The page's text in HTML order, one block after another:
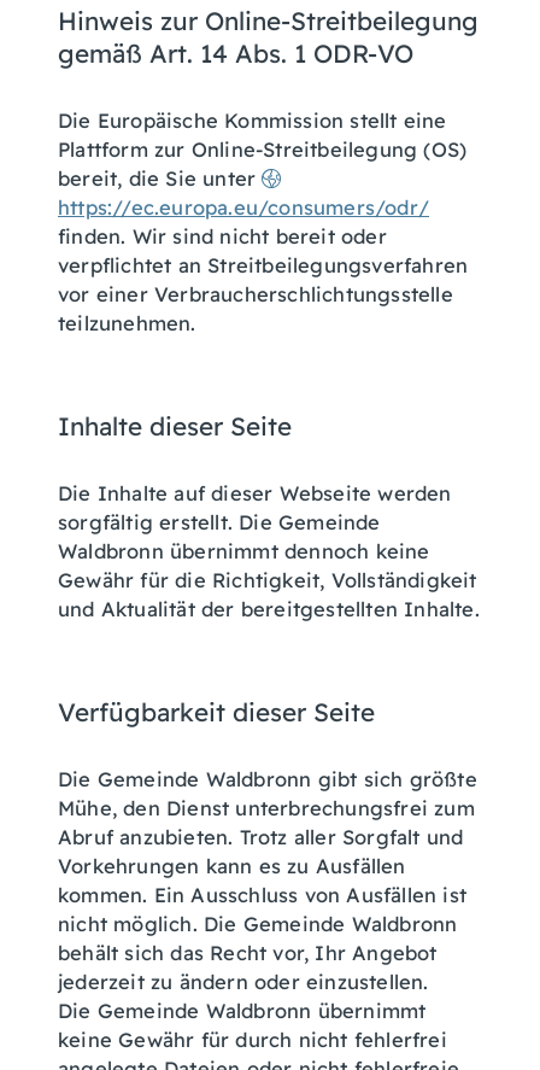
Hinweis zur Online-Streitbeilegung
gemäß Art. 14 Abs. 1 ODR-VO
Die Europäische Kommission stellt eine
Plattform zur Online-Streitbeilegung (OS)
bereit, die Sie unter
https://ec.europa.eu/consumers/odr/
finden. Wir sind nicht bereit oder
verpflichtet an Streitbeilegungsverfahren
vor einer Verbraucherschlichtungsstelle
teilzunehmen.
Inhalte dieser Seite
Die Inhalte auf dieser Webseite werden
sorgfältig erstellt. Die Gemeinde
Waldbronn übernimmt dennoch keine
Gewähr für die Richtigkeit, Vollständigkeit
und Aktualität der bereitgestellten Inhalte.
Verfügbarkeit dieser Seite
Die Gemeinde Waldbronn gibt sich größte
Mühe, den Dienst unterbrechungsfrei zum
Abruf anzubieten. Trotz aller Sorgfalt und
Vorkehrungen kann es zu Ausfällen
kommen. Ein Ausschluss von Ausfällen ist
nicht möglich. Die Gemeinde Waldbronn
behält sich das Recht vor, Ihr Angebot
jederzeit zu ändern oder einzustellen.
Die Gemeinde Waldbronn übernimmt
keine Gewähr für durch nicht fehlerfrei